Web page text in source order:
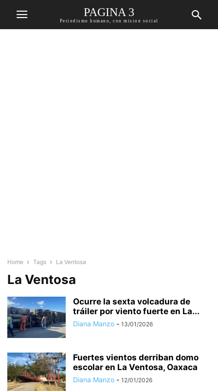
PAGINA 3
Periodismo humano, con mision social
Home Tags La Ventosa
La Ventosa
Ocurre la sexta volcadura de
tráiler por viento fuerte en La...
Diana Manzo - 13/01/2026
Fuertes vientos derriban domo
escolar en La Ventosa, Oaxaca
Diana Manzo - 12/01/2026